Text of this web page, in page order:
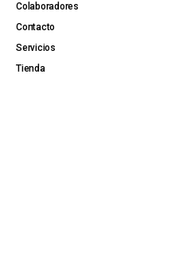
Colaboradores
Contacto
Servicios
Tienda